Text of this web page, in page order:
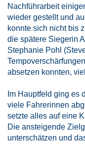
Nachführarbeit
wieder gestellt und
konnte sich nicht bis
die spätere Siegerin
Stephanie Pohl
absetzen konnten,
Im Hauptfeld ging es
viele Fahrerinnen
setzte alles auf eine
Die ansteigende
unterschätzen und